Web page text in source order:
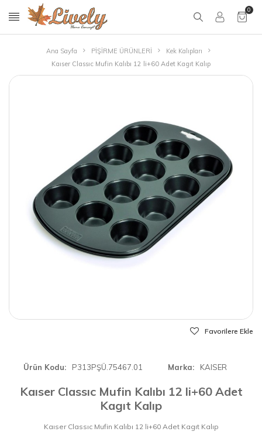
0
Ana Sayfa PİŞİRME ÜRÜNLERİ
Kek Kalıpları
Kaıser Classıc Mufin Kalıbı 12 li+60 Adet Kagıt Kalıp
Favorilere Ekle
Ürün Kodu P313PŞÜ.75467.01 Marka KAISER
Kaıser Classıc Mufin Kalıbı 12 li+60 Adet
Kagıt Kalıp
Kaıser Classıc Mufin Kalıbı 12 li+60 Adet Kagıt Kalıp